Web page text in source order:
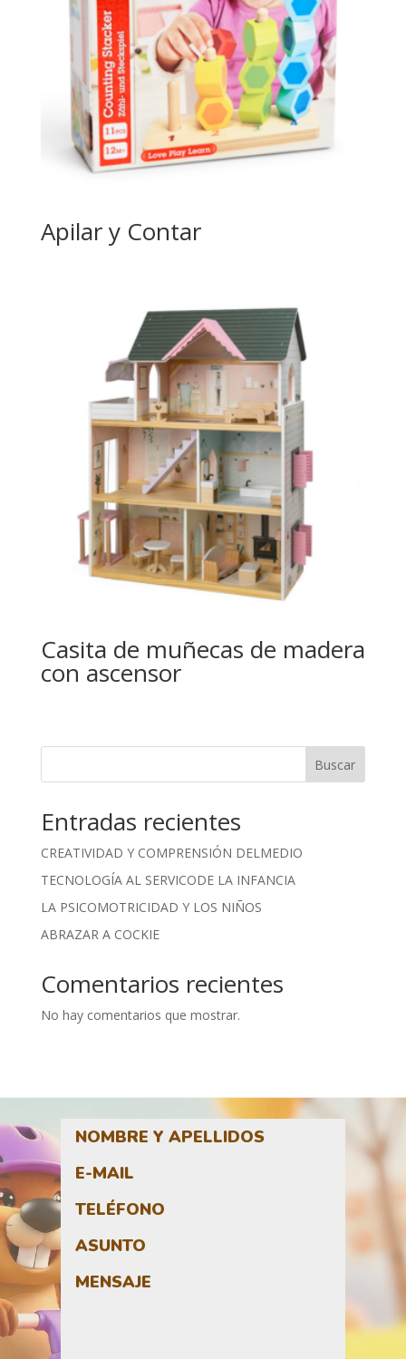
Apilar y Contar
Casita de muñecas de madera
con ascensor
Buscar
Entradas recientes
CREATIVIDAD Y COMPRENSIÓN DELMEDIO
TECNOLOGÍA AL SERVICODE LA INFANCIA
LA PSICOMOTRICIDAD Y LOS NIÑOS
ABRAZAR A COCKIE
Comentarios recientes
No hay comentarios que mostrar.